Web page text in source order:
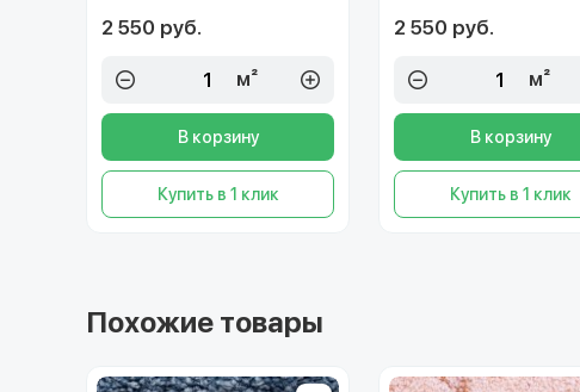
2 550 руб.
м²
В корзину
Купить в 1 клик
2 550 руб.
м²
В корзину
Купить в 1 клик
Похожие товары